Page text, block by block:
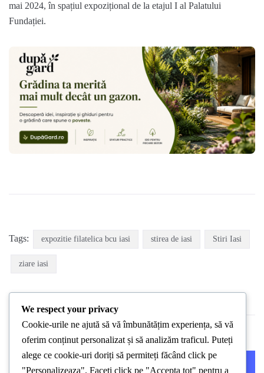
mai 2024, în spațiul expozițional de la etajul I al Palatului
Fundației.
Tags: expozitie filatelica bcu iasi stirea de iasi Stiri Iasi
ziare iasi
PREVIOUS POST NEXT POST
We respect your privacy
Cookie-urile ne ajută să vă îmbunătățim experiența, să vă
oferim conținut personalizat și să analizăm traficul. Puteți
alege ce cookie-uri doriți să permiteți făcând click pe
"Personalizeaza". Faceți click pe "Accepta tot" pentru a